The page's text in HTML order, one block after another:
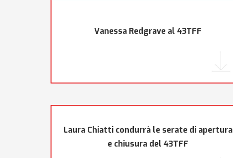
Vanessa Redgrave al 43TFF
Laura Chiatti condurrà le serate di apertura
e chiusura del 43TFF